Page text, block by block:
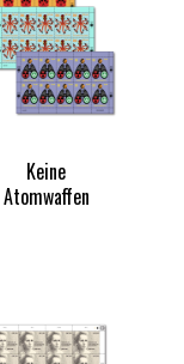
Keine
Atomwaffen